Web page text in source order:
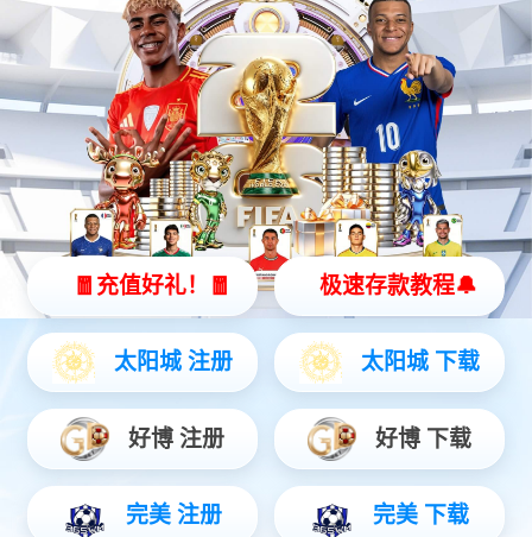
矿用本安型键盘
防爆计算机